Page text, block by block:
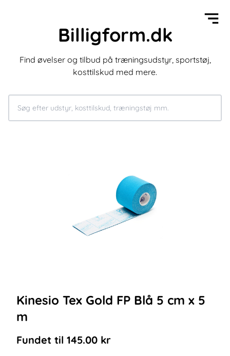
Billigform.dk
Find øvelser og tilbud på træningsudstyr, sportstøj,
kosttilskud med mere.
Kinesio Tex Gold FP Blå 5 cm x 5
m
Fundet til 145.00 kr